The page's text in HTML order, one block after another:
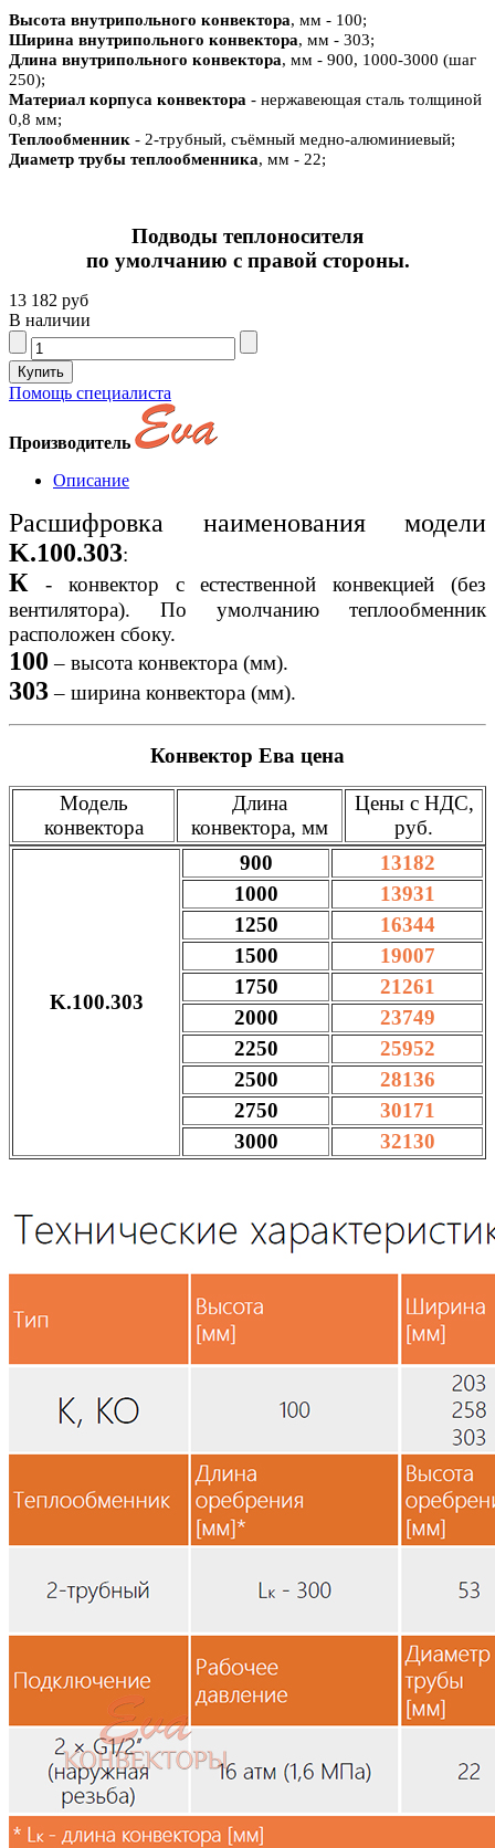
Высота внутрипольного конвектора, мм - 100;
Ширина внутрипольного конвектора, мм - 303;
Длина внутрипольного конвектора, мм - 900, 1000-3000 (шаг
250);
Материал корпуса конвектора - нержавеющая сталь толщиной
0,8 мм;
Теплообменник - 2-трубный, съёмный медно-алюминиевый;
Диаметр трубы теплообменника, мм - 22;
Подводы теплоносителя
по умолчанию с правой стороны.
13 182 руб
В наличии
Помощь специалиста
Производитель
Описание
Расшифровка наименования модели
K.100.303:
К
- конвектор с естественной конвекцией (без
вентилятора). По умолчанию теплообменник
расположен сбоку.
100 – высота конвектора (мм).
303– ширина конвектора (мм).
Конвектор Ева цена
Модель
конвектора
Длина
конвектора, мм
Цены с НДС,
руб.
K.100.303
900
13182
1000
13931
1250
16344
1500
19007
1750
21261
2000
23749
2250
25952
2500
28136
2750
30171
3000
32130